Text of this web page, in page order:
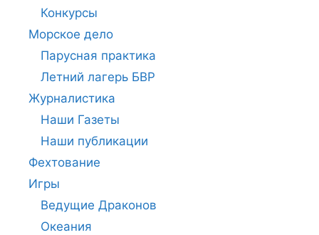
Конкурсы
Морское дело
Парусная практика
Летний лагерь БВР
Журналистика
Наши Газеты
Наши публикации
Фехтование
Игры
Ведущие Драконов
Океания